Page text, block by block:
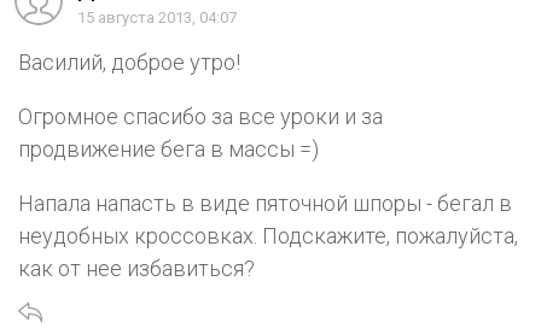
15 августа 2013, 04:07
Василий, доброе утро!
Огромное спасибо за все уроки и за
продвижение бега в массы =)
Напала напасть в виде пяточной шпоры - бегал в
неудобных кроссовках. Подскажите, пожалуйста,
как от нее избавиться?